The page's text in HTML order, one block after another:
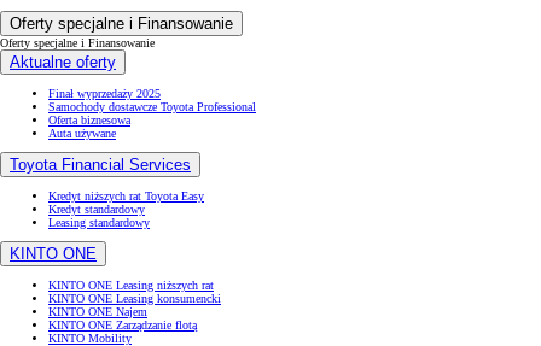
Oferty specjalne i Finansowanie
Oferty specjalne i Finansowanie
Aktualne oferty
Finał wyprzedaży 2025
Samochody dostawcze Toyota Professional
Oferta biznesowa
Auta używane
Toyota Financial Services
Kredyt niższych rat Toyota Easy
Kredyt standardowy
Leasing standardowy
KINTO ONE
KINTO ONE Leasing niższych rat
KINTO ONE Leasing konsumencki
KINTO ONE Najem
KINTO ONE Zarządzanie flotą
KINTO Mobility